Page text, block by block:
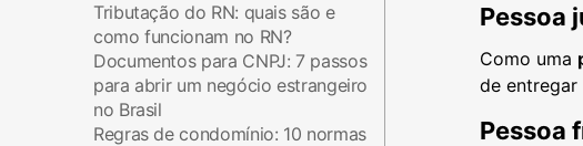
Tributação do RN: quais são e
como funcionam no RN?
Documentos para CNPJ: 7 passos
para abrir um negócio estrangeiro
no Brasil
Regras de condomínio: 10 normas
Pessoa
Como uma
de entregar
Pessoa